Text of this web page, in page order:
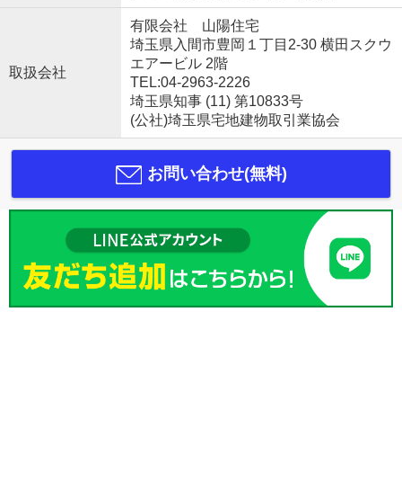
取扱会社
有限会社 山陽住宅
埼玉県入間市豊岡１丁目2-30 横田スクウ
エアービル 2階
TEL:04-2963-2226
埼玉県知事 (11) 第10833号
(公社)埼玉県宅地建物取引業協会
お問い合わせ(無料)